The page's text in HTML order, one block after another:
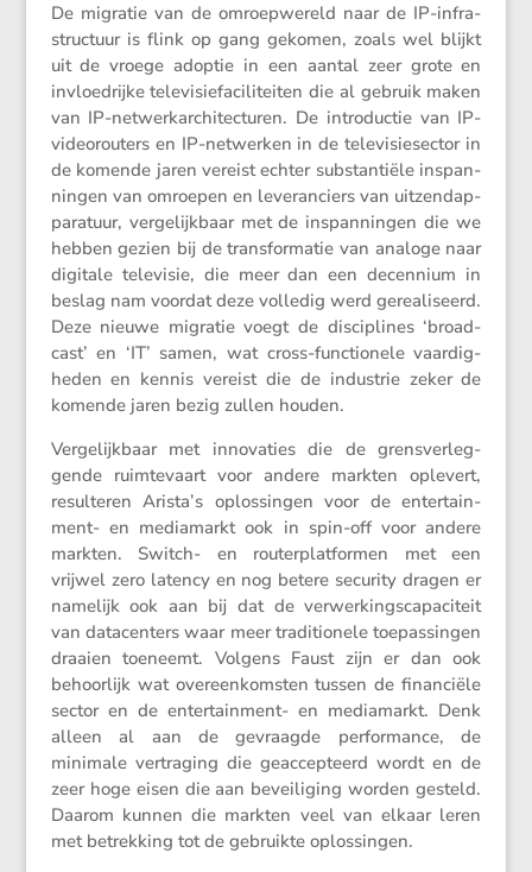
De migratie van de omroep­we­reld naar de IP-infra­
struc­tuur is flink op gang gekomen, zoals wel blijkt
uit de vroege adoptie in een aantal zeer grote en
invloed­rijke televi­sie­fa­ci­li­teiten die al gebruik maken
van IP-netwerk­ar­chi­tec­turen. De intro­ductie van IP-
video­rou­ters en IP-netwerken in de televi­sie­sector in
de komende jaren vereist echter substan­tiële inspan­
ningen van omroepen en leveran­ciers van uitzend­ap­
pa­ra­tuur, verge­lijk­baar met de inspan­ningen die we
hebben gezien bij de trans­for­matie van analoge naar
digitale televisie, die meer dan een decen­nium in
beslag nam voordat deze volledig werd gerea­li­seerd.
Deze nieuwe migratie voegt de disci­plines ‘broad­
cast’ en ‘IT’ samen, wat cross-functi­o­nele vaardig­
heden en kennis vereist die de industrie zeker de
komende jaren bezig zullen houden.
Verge­lijk­baar met innova­ties die de grens­ver­leg­
gende ruimte­vaart voor andere markten oplevert,
resul­teren Arista’s oplos­singen voor de enter­tain­
ment- en media­markt ook in spin-off voor andere
markten. Switch- en router­plat­formen met een
vrijwel zero latency en nog betere security dragen er
namelijk ook aan bij dat de verwer­kings­ca­pa­ci­teit
van datacen­ters waar meer tradi­ti­o­nele toepas­singen
draaien toeneemt. Volgens Faust zijn er dan ook
behoor­lijk wat overeen­kom­sten tussen de finan­ciële
sector en de enter­tain­ment- en media­markt. Denk
alleen al aan de gevraagde perfor­mance, de
minimale vertra­ging die geaccep­teerd wordt en de
zeer hoge eisen die aan bevei­li­ging worden gesteld.
Daarom kunnen die markten veel van elkaar leren
met betrek­king tot de gebruikte oplossingen.